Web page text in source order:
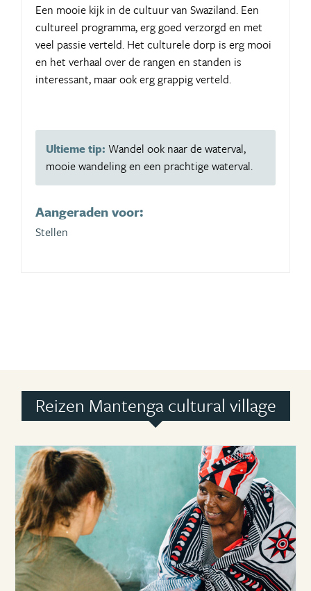
Een mooie kijk in de cultuur van Swaziland. Een
cultureel programma, erg goed verzorgd en met
veel passie verteld. Het culturele dorp is erg mooi
en het verhaal over de rangen en standen is
interessant, maar ook erg grappig verteld.
Ultieme tip: Wandel ook naar de waterval,
mooie wandeling en een prachtige waterval.
Aangeraden voor:
Stellen
Reizen Mantenga cultural village